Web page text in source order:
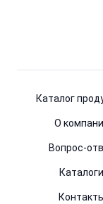
Каталог
О
Вопрос-
Каталоги